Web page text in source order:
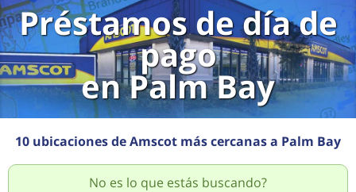
Préstamos de día de
pago
en Palm Bay
10 ubicaciones de Amscot más cercanas a Palm Bay
No es lo que estás buscando?